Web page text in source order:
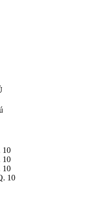
10
10
10
10